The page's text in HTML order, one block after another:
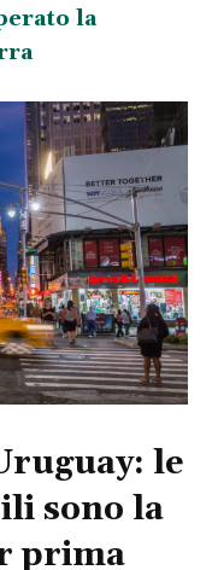
la
le
sono la
prima